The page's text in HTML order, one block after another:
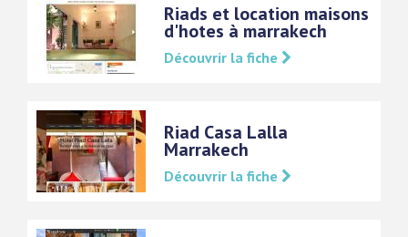
Riads et location maisons
d'hotes à marrakech
Découvrir la fiche
Riad Casa Lalla
Marrakech
Découvrir la fiche